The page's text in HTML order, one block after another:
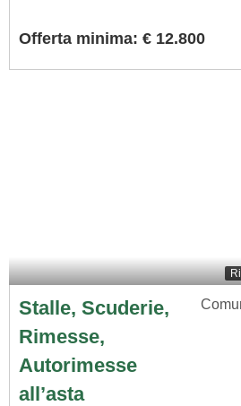
Offerta minima: € 12.800
Stalle, Scuderie,
Rimesse,
Autorimesse
all’asta